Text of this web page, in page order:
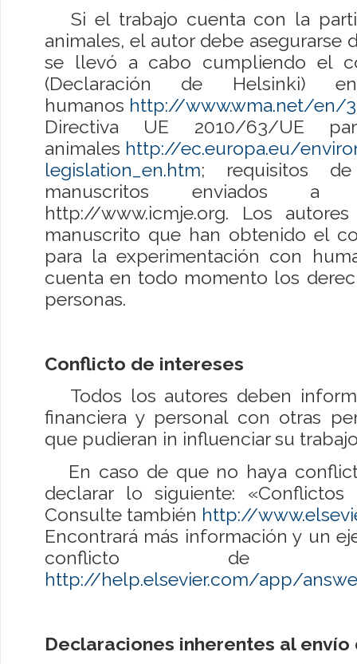
Si el trabajo cuenta con la
animales, el autor debe asegurarse
se llevó a cabo cumpliendo el
(Declaración de Helsinki)
humanos http://www.wma.net/en/
Directiva UE 2010/63/UE
animales http://ec.europa.eu/
legislation_en.htm; requisitos
manuscritos enviados a
http://www.icmje.org. Los
manuscrito que han obtenido el
para la experimentación con
cuenta en todo momento los
personas.
Conflicto de intereses
Todos los autores deben
financiera y personal con otras
que pudieran in influenciar su
En caso de que no haya
declarar lo siguiente: «Conflictos
Consulte también http://
Encontrará más información y un
conflicto de
http://help.elsevier.com/app/
Declaraciones inherentes al